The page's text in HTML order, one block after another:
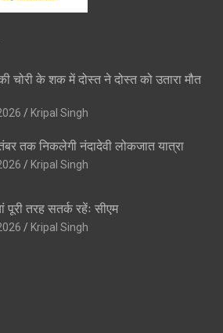
चोरी के शक में दोस्त ने दोस्त को उतारा मौत
Kripal Singh
तक निकलेगी नंदादेवी लोकजात यात्रा
Kripal Singh
पूरी तरह सतर्क रहेंः सीएम
Kripal Singh